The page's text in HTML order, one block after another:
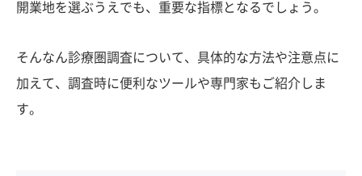
開業地を選ぶうえでも、重要な指標となるでしょう。
そんなん診療圏調査について、具体的な方法や注意点に
加えて、調査時に便利なツールや専門家もご紹介しま
す。